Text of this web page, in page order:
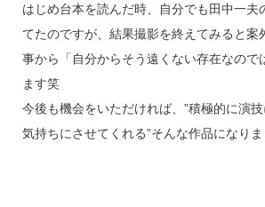
はじめ台本を読んだ時、自分でも田中一夫
てたのですが、結果撮影を終えてみると案
事から「自分からそう遠くない存在なので
ます笑
今後も機会をいただければ、”積極的に演
気持ちにさせてくれる”そんな作品になりま